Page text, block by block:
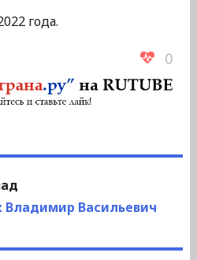
года.
0
Предыдущая
запись:
Владимир Васильевич